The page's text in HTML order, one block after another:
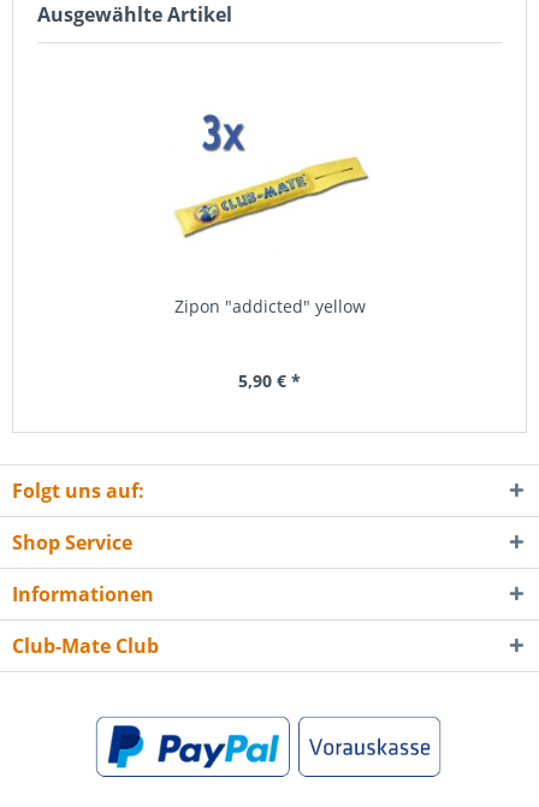
Ausgewählte Artikel
Zipon "addicted" yellow
5,90 € *
Folgt uns auf:
Shop Service
Informationen
Club-Mate Club